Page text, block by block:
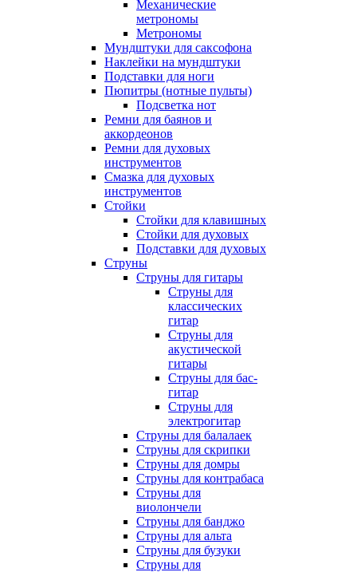
Механические
метрономы
Метрономы
Мундштуки для саксофона
Наклейки на мундштуки
Подставки для ноги
Пюпитры (нотные пульты)
Подсветка нот
Ремни для баянов и
аккордеонов
Ремни для духовых
инструментов
Смазка для духовых
инструментов
Стойки
Стойки для клавишных
Стойки для духовых
Подставки для духовых
Струны
Струны для гитары
Струны для
классических
гитар
Струны для
акустической
гитары
Струны для бас-
гитар
Струны для
электрогитар
Струны для балалаек
Струны для скрипки
Струны для домры
Струны для контрабаса
Струны для
виолончели
Струны для банджо
Струны для альта
Струны для бузуки
Струны для